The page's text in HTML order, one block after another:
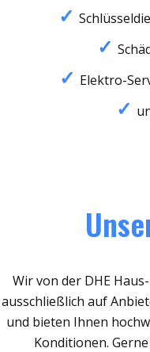
Elektro-
Wir von der DHE
ausschließlich auf
und bieten Ihnen
Konditionen.